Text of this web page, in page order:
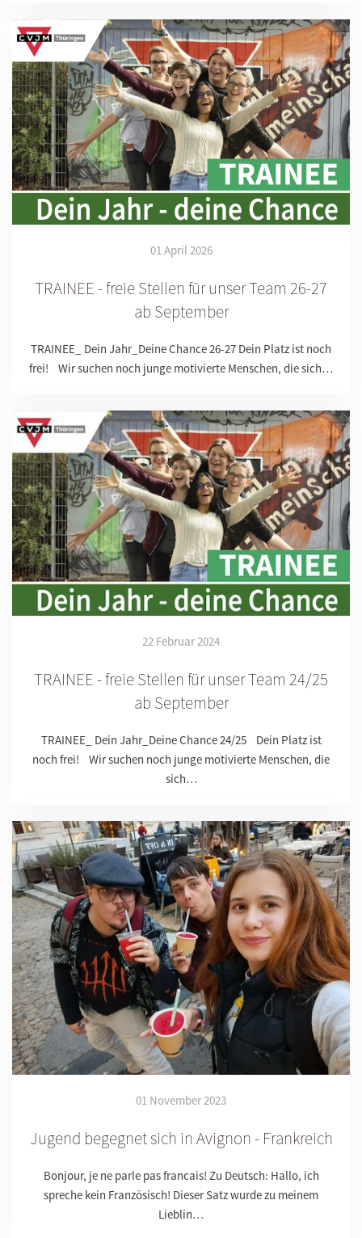
01 April 2026
TRAINEE - freie Stellen für unser Team 26-27
ab September
TRAINEE_ Dein Jahr_Deine Chance 26-27 Dein Platz ist noch
frei! Wir suchen noch junge motivierte Menschen, die sich…
22 Februar 2024
TRAINEE - freie Stellen für unser Team 24/25
ab September
TRAINEE_ Dein Jahr_Deine Chance 24/25 Dein Platz ist
noch frei! Wir suchen noch junge motivierte Menschen, die
sich…
01 November 2023
Jugend begegnet sich in Avignon - Frankreich
Bonjour, je ne parle pas francais! Zu Deutsch: Hallo, ich
spreche kein Französisch! Dieser Satz wurde zu meinem
Lieblin…